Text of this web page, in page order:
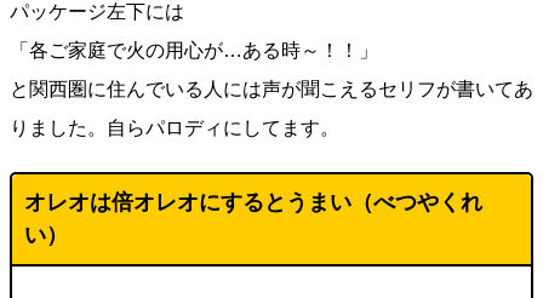
パッケージ左下には
「各ご家庭で火の用心が…ある時～！！」
と関西圏に住んでいる人には声が聞こえるセリフが書いてあ
りました。自らパロディにしてます。
オレオは倍オレオにするとうまい（べつやくれ
い）